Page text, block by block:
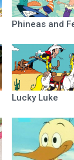
Phineas and
Lucky Luke